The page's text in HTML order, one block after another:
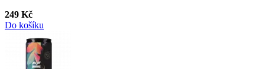
249 Kč
Do košíku